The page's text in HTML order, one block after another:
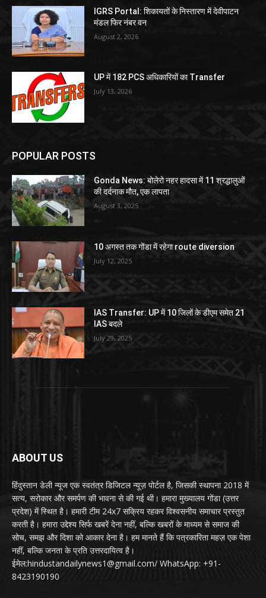
IGRS Portal: शिकायतों के निस्तारण में देवीपाटन
मंडल फिर नंबर वन
August 2, 2026
UP में 182 PCS अधिकारियों का Transfer
July 13, 2026
POPULAR POSTS
Gonda News: बोलेरो नहर हादसा में 11 श्रद्धालुओं
की दर्दनाक मौत, एक लापता
August 3, 2025
10 अगस्त तक गोंडा में रहेगा route diversion
July 12, 2025
IAS Transfer: UP में 10 जिलों के डीएम समेत 21
IAS बदले
July 29, 2025
ABOUT US
हिंदुस्तान डेली न्यूज एक स्वतंत्र डिजिटल न्यूज़ पोर्टल है, जिसकी स्थापना 2018 में
सत्य, सरोकार और समर्पण की भावना से की गई थी। हमारा मुख्यालय गोंडा (उत्तर
प्रदेश) में स्थित है। हमारी टीम 24x7 सक्रिय रहकर विश्वसनीय समाचार प्रस्तुत
करती है। हमारा उद्देश्य सिर्फ खबरें देना नहीं, बल्कि खबरों के माध्यम से समाज की
सोच, समझ और दिशा को आकार देना है। हम मानते हैं कि पत्रकारिता महज़ एक पेशा
नहीं, बल्कि जनता के प्रति उत्तरदायित्व है।
ईमेल:hindustandailynews1@gmail.com/ WhatsApp: +91-
8423190190